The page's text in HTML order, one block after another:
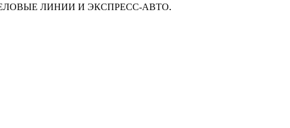
ЛИНИИ И ЭКСПРЕСС-АВТО.